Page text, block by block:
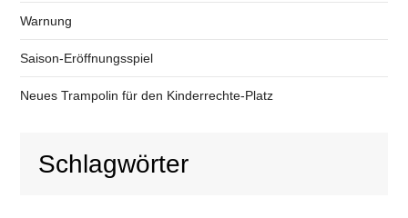
Warnung
Saison-Eröffnungsspiel
Neues Trampolin für den Kinderrechte-Platz
Schlagwörter